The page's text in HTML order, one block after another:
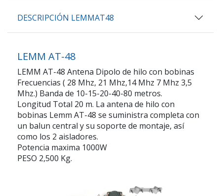
DESCRIPCIÓN LEMMAT48
LEMM AT-48
LEMM AT-48 Antena Dipolo de hilo con bobinas
Frecuencias ( 28 Mhz, 21 Mhz,14 Mhz 7 Mhz 3,5
Mhz.) Banda de 10-15-20-40-80 metros.
Longitud Total 20 m. La antena de hilo con
bobinas Lemm AT-48 se suministra completa con
un balun central y su soporte de montaje, así
como los 2 aisladores.
Potencia maxima 1000W
PESO 2,500 Kg.